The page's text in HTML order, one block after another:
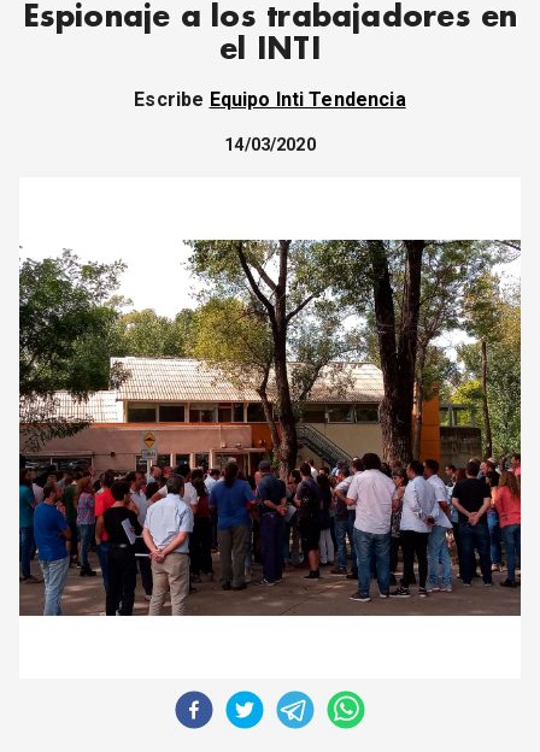
INTERNACIONALES
MOVIMIENTO OBRERO
ECONOMÍA
SOCIEDAD Y CULTURA
DEBATE
ARCHIVO
DECLARACIONES
OPINIÓN
ALTAMIRA RESPONDE
Política Obrera Revista
CONTACTO
Espionaje a los trabajadores en
el INTI
Escribe Equipo Inti Tendencia
14/03/2020